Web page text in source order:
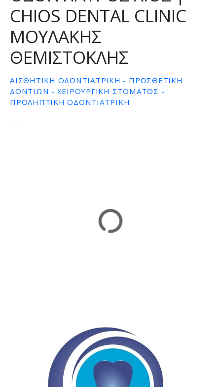
CHIOS DENTAL CLINIC
ΜΟΥΛΑΚΗΣ
ΘΕΜΙΣΤΟΚΛΗΣ
ΑΙΣΘΗΤΙΚΉ ΟΔΟΝΤΙΑΤΡΙΚΉ - ΠΡΟΣΘΕΤΙΚΉ
ΔΟΝΤΙΏΝ - ΧΕΙΡΟΥΡΓΙΚΉ ΣΤΌΜΑΤΟΣ -
ΠΡΟΛΗΠΤΙΚΉ ΟΔΟΝΤΙΑΤΡΙΚΉ